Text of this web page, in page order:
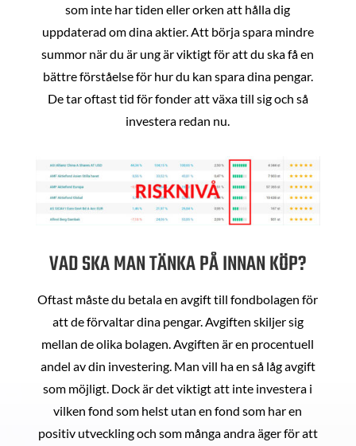
som inte har tiden eller orken att hålla dig
uppdaterad om dina aktier. Att börja spara mindre
summor när du är ung är viktigt för att du ska få en
bättre förståelse för hur du kan spara dina pengar.
De tar oftast tid för fonder att växa till sig och så
investera redan nu.
VAD SKA MAN TÄNKA PÅ INNAN KÖP?
Oftast måste du betala en avgift till fondbolagen för
att de förvaltar dina pengar. Avgiften skiljer sig
mellan de olika bolagen. Avgiften är en procentuell
andel av din investering. Man vill ha en så låg avgift
som möjligt. Dock är det viktigt att inte investera i
vilken fond som helst utan en fond som har en
positiv utveckling och som många andra äger för att